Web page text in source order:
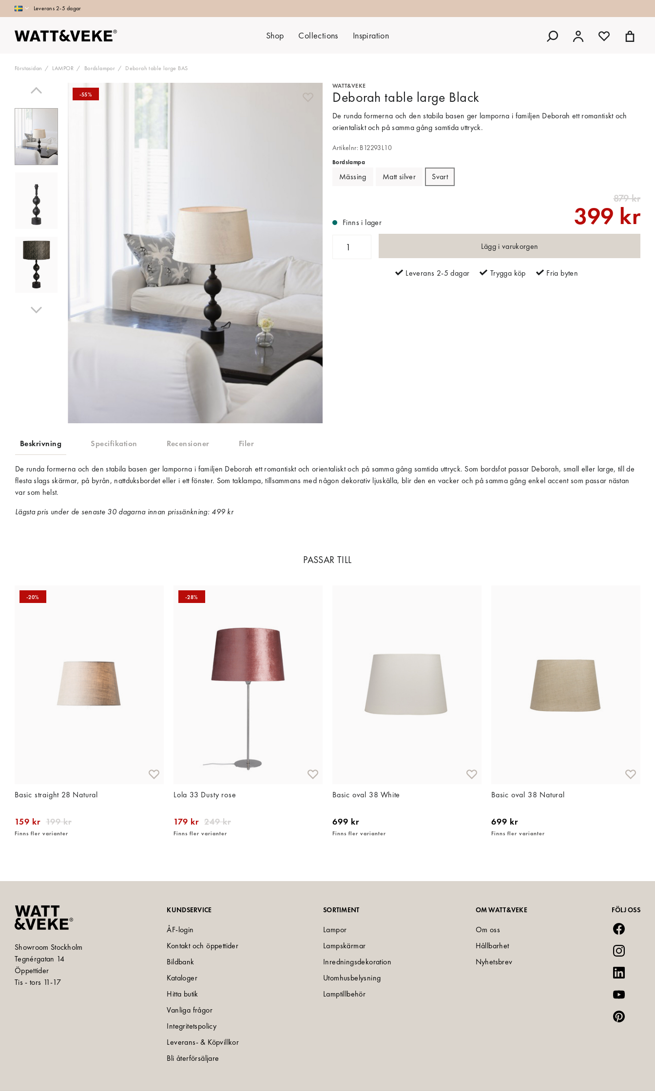
Leverans 2-5 dagar
Shop Collections Inspiration
Förstasidan LAMPOR Bordslampor Deborah table large BAS
-55%
WATT&VEKE
Deborah table large Black
De runda formerna och den stabila basen ger lamporna i familjen Deborah ett romantiskt och
orientaliskt och på samma gång samtida uttryck.
Artikelnr: B12293L10
Bordslampa
Mässing Matt silver Svart
Finns i lager
879 kr
399 kr
Lägg i varukorgen
Leverans 2-5 dagar Trygga köp Fria byten
Beskrivning Specifikation Recensioner Filer
De runda formerna och den stabila basen ger lamporna i familjen Deborah ett romantiskt och orientaliskt och på samma gång samtida uttryck. Som bordsfot passar Deborah, small eller large, till de
flesta slags skärmar, på byrån, nattduksbordet eller i ett fönster. Som taklampa, tillsammans med någon dekorativ ljuskälla, blir den en vacker och på samma gång enkel accent som passar nästan
var som helst.
Lägsta pris under de senaste 30 dagarna innan prissänkning:499 kr
PASSAR TILL
-20%
Basic straight 28 Natural
159 kr 199 kr
Finns fler varianter
-28%
Lola 33 Dusty rose
179 kr 249 kr
Finns fler varianter
Basic oval 38 White
699 kr
Finns fler varianter
Basic oval 38 Natural
699 kr
Finns fler varianter
Showroom Stockholm
Tegnérgatan 14
Öppettider
Tis - tors 11-17
KUNDSERVICE
ÅF-login
Kontakt och öppettider
Bildbank
Kataloger
Hitta butik
Vanliga frågor
Integritetspolicy
Leverans- & Köpvillkor
Bli återförsäljare
SORTIMENT
Lampor
Lampskärmar
Inredningsdekoration
Utomhusbelysning
Lamptillbehör
OM WATT&VEKE
Om oss
Hållbarhet
Nyhetsbrev
FÖLJ OSS